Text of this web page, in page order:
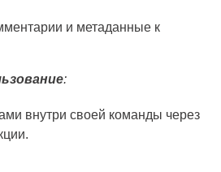
и метаданные к
:
внутри своей команды через